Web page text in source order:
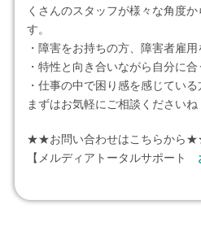
くさんのスタッフが様々な角度
す。
・障害をお持ちの方、障害者雇
・特性と向き合いながら自分に
・仕事の中で困り感を感じている
まずはお気軽にご相談くださいね
★★お問い合わせはこちらから
【メルディアトータルサポート